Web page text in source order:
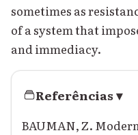
sometimes as
of a system that
and immediacy.
Referências▾
BAUMAN, Z.